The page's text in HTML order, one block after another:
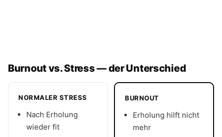
Burnout vs. Stress — der Unterschied
NORMALER STRESS
Nach Erholung
wieder fit
BURNOUT
Erholung hilft nicht
mehr